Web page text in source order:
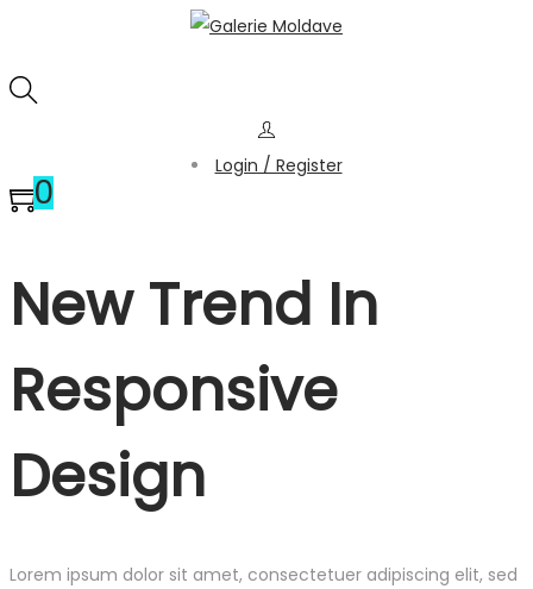
Login / Register
0
New Trend In
Responsive
Design
Lorem ipsum dolor sit amet, consectetuer adipiscing elit, sed